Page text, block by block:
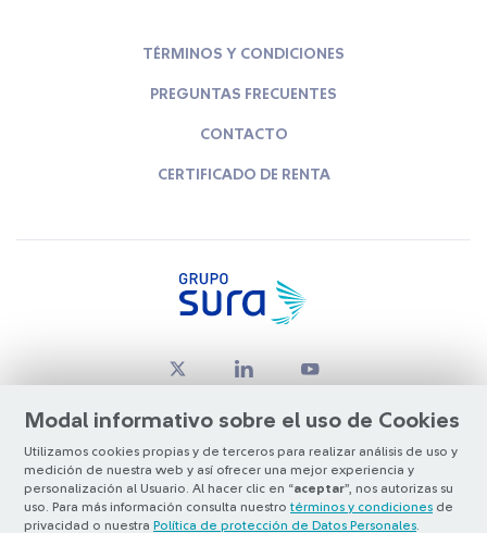
Modal informativo sobre el uso de Cookies
Utilizamos cookies propias y de terceros para realizar análisis de uso y
medición de nuestra web y así ofrecer una mejor experiencia y
personalización al Usuario. Al hacer clic en “aceptar”, nos autorizas su
uso. Para más información consulta nuestro términos y condiciones de
privacidad o nuestra Política de protección de Datos Personales
TÉRMINOS Y CONDICIONES
PREGUNTAS FRECUENTES
CONTACTO
CERTIFICADO DE RENTA
© Copyright Grupo SURA 2026